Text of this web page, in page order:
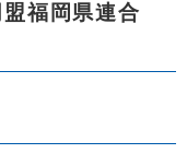
福岡県連合